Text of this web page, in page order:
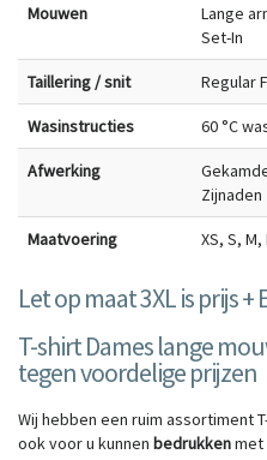
Mouwen
Lange
Set-In
Taillering / snit Regular
Wasinstructies 60 °C
Afwerking
Zijnaden
Maatvoering XS, S, M,
Let op maat 3XL is prijs +
T-shirt Dames lange
tegen voordelige prijzen
Wij hebben een ruim assortiment
ook voor u kunnen bedrukkenmet